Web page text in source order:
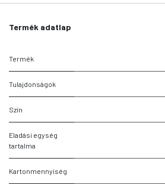
Termék adatlap
Termék
Tulajdonságok
Szín
Eladási egység
tartalma
Kartonmennyiség